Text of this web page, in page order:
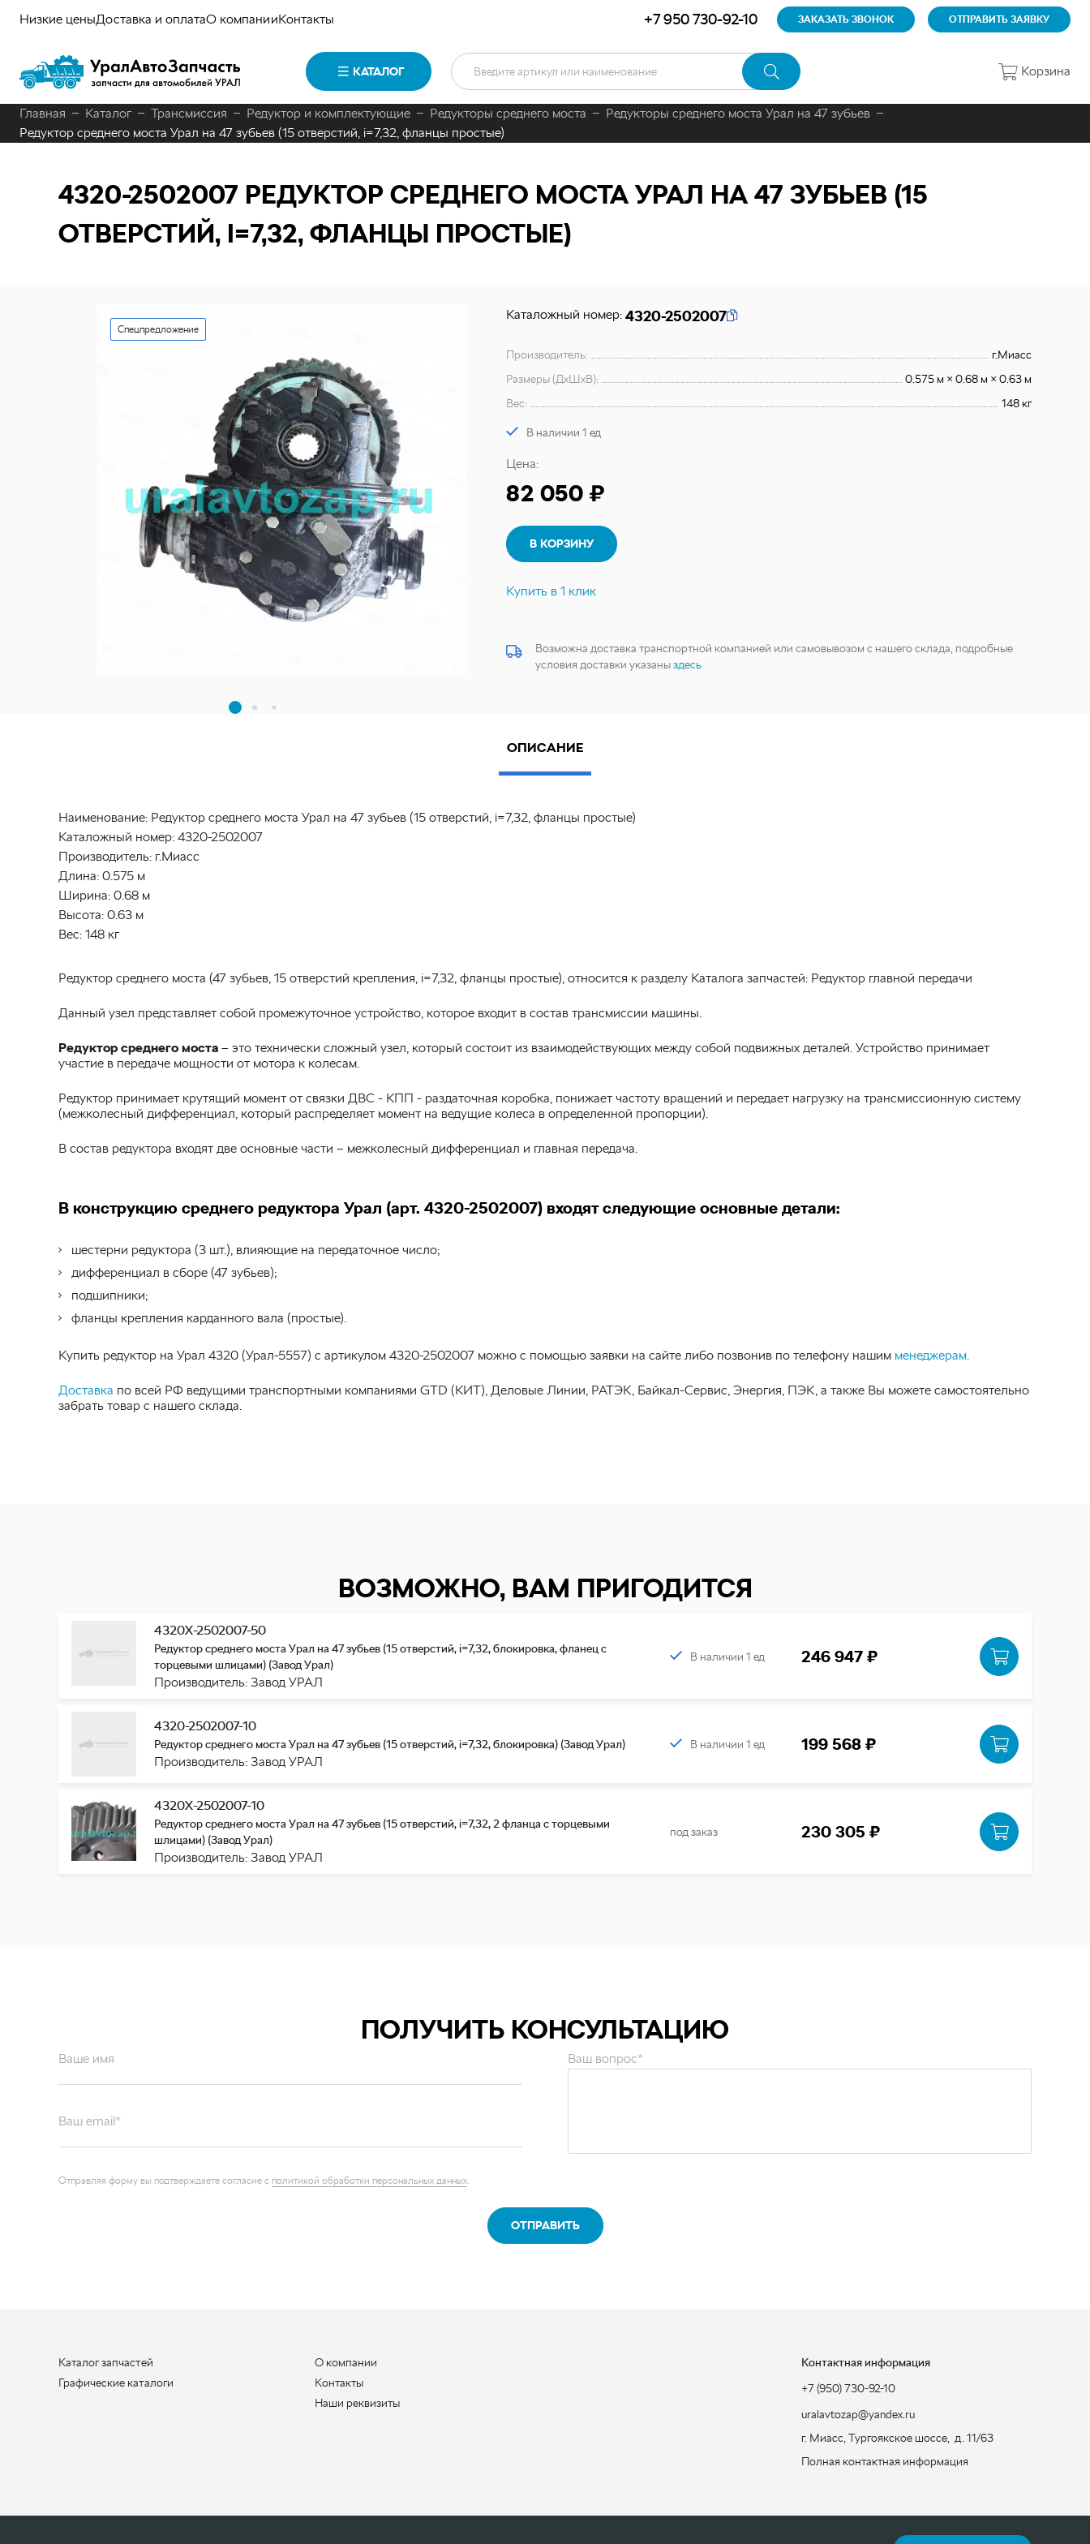
Низкие ценыДоставка и оплатаО компанииКонтакты +7 950 730-92-10 ЗАКАЗАТЬ ЗВОНОК ОТПРАВИТЬ ЗАЯВКУ
КАТАЛОГ Корзина
Главная Каталог Трансмиссия Редуктор и комплектующие Редукторы среднего моста
Редукторы среднего моста Урал на 47 зубьев
Редуктор среднего моста Урал на 47 зубьев (15 отверстий, i=7,32, фланцы простые)
4320-2502007 РЕДУКТОР СРЕДНЕГО МОСТА УРАЛ НА 47 ЗУБЬЕВ (15
ОТВЕРСТИЙ, I=7,32, ФЛАНЦЫ ПРОСТЫЕ)
Спецпредложение
Каталожный номер: 4320-2502007
Производитель:
г.Миасс
Размеры (ДхШхВ):
0.575 м × 0.68 м × 0.63 м
Вес:
148 кг
В наличии 1 ед
Цена:
82 050 ₽
В КОРЗИНУ
Купить в 1 клик
Возможна доставка транспортной компанией или самовывозом с нашего склада, подробные
условия доставки указаныздесь
ОПИСАНИЕ
Наименование: Редуктор среднего моста Урал на 47 зубьев (15 отверстий, i=7,32, фланцы простые)
Каталожный номер: 4320-2502007
Производитель: г.Миасс
Длина: 0.575 м
Ширина: 0.68 м
Высота: 0.63 м
Вес: 148 кг
Редуктор среднего моста (47 зубьев, 15 отверстий крепления, i=7,32, фланцы простые), относится к разделу Каталога запчастей: Редуктор главной передачи
Данный узел представляет собой промежуточное устройство, которое входит в состав трансмиссии машины.
Редуктор среднего моста – это технически сложный узел, который состоит из взаимодействующих между собой подвижных деталей. Устройство принимает
участие в передаче мощности от мотора к колесам.
Редуктор принимает крутящий момент от связки ДВС - КПП - раздаточная коробка, понижает частоту вращений и передает нагрузку на трансмиссионную систему
(межколесный дифференциал, который распределяет момент на ведущие колеса в определенной пропорции).
В состав редуктора входят две основные части – межколесный дифференциал и главная передача.
В конструкцию среднего редуктора Урал (арт. 4320-2502007) входят следующие основные детали:
шестерни редуктора (3 шт.), влияющие на передаточное число;
дифференциал в сборе (47 зубьев);
подшипники;
фланцы крепления карданного вала (простые).
Купить редуктор на Урал 4320 (Урал-5557) с артикулом 4320-2502007 можно с помощью заявки на сайте либо позвонив по телефону нашим менеджерам.
Доставка по всей РФ ведущими транспортными компаниями GTD (КИТ), Деловые Линии, РАТЭК, Байкал-Сервис, Энергия, ПЭК, а также Вы можете самостоятельно
забрать товар с нашего склада.
ВОЗМОЖНО, ВАМ ПРИГОДИТСЯ
4320Х-2502007-50
Редуктор среднего моста Урал на 47 зубьев (15 отверстий, i=7,32, блокировка, фланец с
торцевыми шлицами) (Завод Урал)
Производитель: Завод УРАЛ
В наличии 1 ед 246 947 ₽
4320-2502007-10
Редуктор среднего моста Урал на 47 зубьев (15 отверстий, i=7,32, блокировка) (Завод Урал)
Производитель: Завод УРАЛ
В наличии 1 ед 199 568 ₽
4320Х-2502007-10
Редуктор среднего моста Урал на 47 зубьев (15 отверстий, i=7,32, 2 фланца с торцевыми
шлицами) (Завод Урал)
Производитель: Завод УРАЛ
под заказ 230 305 ₽
ПОЛУЧИТЬ КОНСУЛЬТАЦИЮ
Ваше имя Ваш вопрос*
Отправляя форму вы подтверждаете согласие с